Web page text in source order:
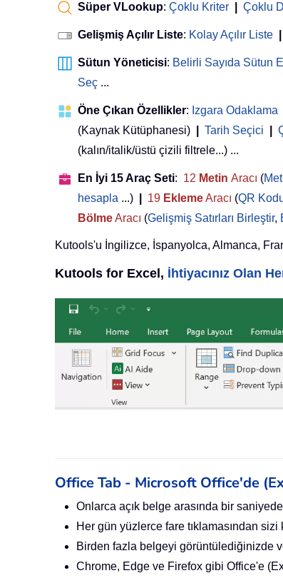
Süper VLookup: Çoklu Kriter Çoklu
Gelişmiş Açılır Liste: Kolay Açılır Liste
Sütun Yöneticisi: Belirli Sayıda Sütun
Seç ...
Öne Çıkan Özellikler: Izgara Odaklama
(Kaynak Kütüphanesi)
Tarih Seçici
(kalın/italik/üstü çizili filtrele...) ...
En İyi 15 Araç Seti: 12 Metin Aracı (
hesapla ...) 19 EklemeAracı (QR
BölmeAracı (Gelişmiş Satırları Birleştir,
Kutools'u İngilizce, İspanyolca, Almanca,
Kutools for Excel, İhtiyacınız Olan
Office Tab - Microsoft Office'de
Onlarca açık belge arasında bir
Her gün yüzlerce fare tıklamasından
Birden fazla belgeyi görüntülediğinizde
Chrome, Edge ve Firefox gibi Office'e